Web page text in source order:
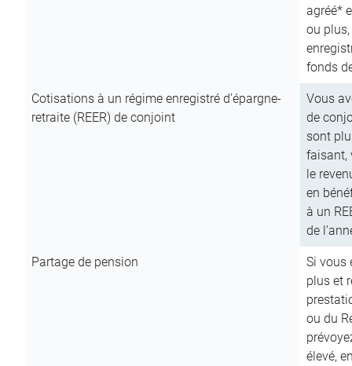
agréé*
ou
fonds
Cotisations à un régime enregistré d’épargne-
retraite (REER) de conjoint
Vous
de
sont
faisant,
le
en
à un
de
Partage de pension
Si vous
plus et
ou du
élevé,